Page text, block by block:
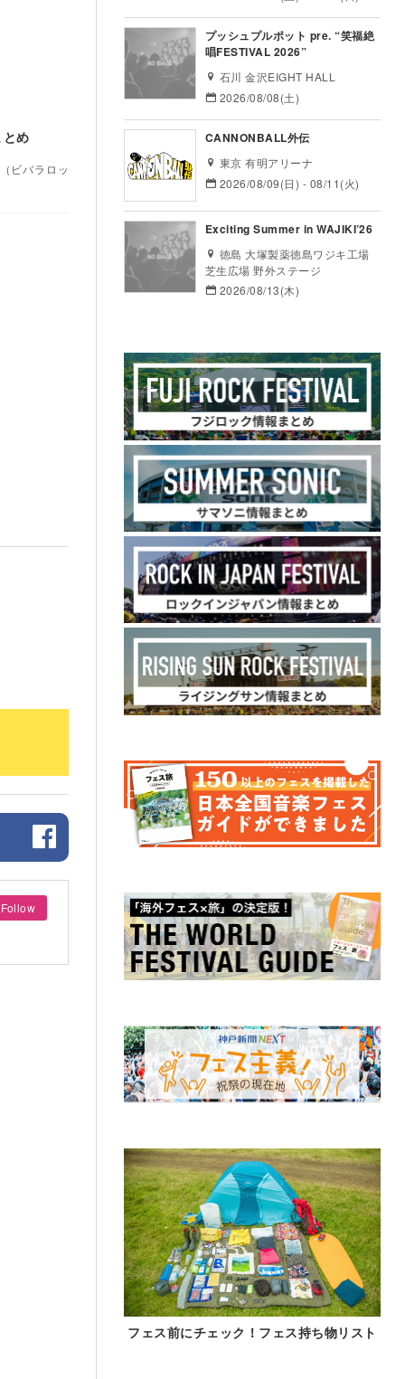
め
ビバラロッ
プッシュプルポット pre. “笑福絶
唱FESTIVAL 2026”
石川 金沢EIGHT HALL
2026/08/08(土)
CANNONBALL外伝
東京 有明アリーナ
2026/08/09(日) - 08/11(火)
Exciting Summer in WAJIKI’26
徳島 大塚製薬徳島ワジキ工場
芝生広場 野外ステージ
2026/08/13(木)
フェス前にチェック！フェス持ち物リスト